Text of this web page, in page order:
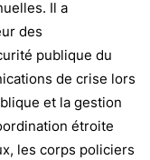
Il a
des
publique du
de crise lors
et la gestion
étroite
les corps policiers